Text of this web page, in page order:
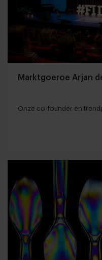
Marktgoeroe Arjan
Onze co-founder en